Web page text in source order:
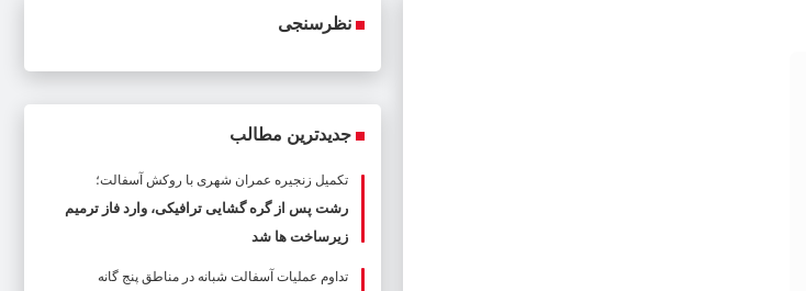
نظرسنجی
جدیدترین مطالب
تکمیل زنجیره عمران شهری با روکش آسفالت؛
رشت پس از گره گشایی ترافیکی، وارد فاز ترمیم
زیرساخت ها شد
تداوم عملیات آسفالت‌ شبانه در مناطق پنج گانه